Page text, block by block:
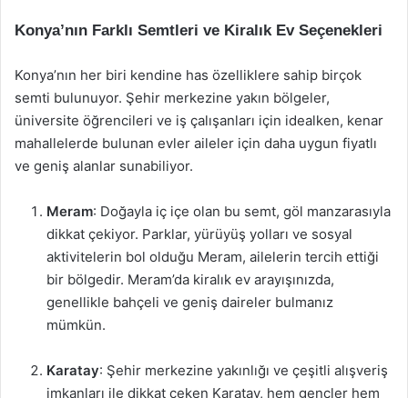
Konya’nın Farklı Semtleri ve Kiralık Ev Seçenekleri
Konya’nın her biri kendine has özelliklere sahip birçok
semti bulunuyor. Şehir merkezine yakın bölgeler,
üniversite öğrencileri ve iş çalışanları için idealken, kenar
mahallelerde bulunan evler aileler için daha uygun fiyatlı
ve geniş alanlar sunabiliyor.
Meram: Doğayla iç içe olan bu semt, göl manzarasıyla
dikkat çekiyor. Parklar, yürüyüş yolları ve sosyal
aktivitelerin bol olduğu Meram, ailelerin tercih ettiği
bir bölgedir. Meram’da kiralık ev arayışınızda,
genellikle bahçeli ve geniş daireler bulmanız
mümkün.
Karatay: Şehir merkezine yakınlığı ve çeşitli alışveriş
imkanları ile dikkat çeken Karatay, hem gençler hem